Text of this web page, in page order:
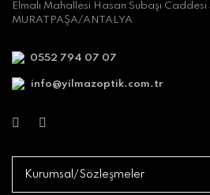
Elmalı Mahallesi Hasan Subaşı
MURATPAŞA/ANTALYA
0552 794 07 07
info@yilmazoptik.com.tr
Kurumsal/Sözleşmeler